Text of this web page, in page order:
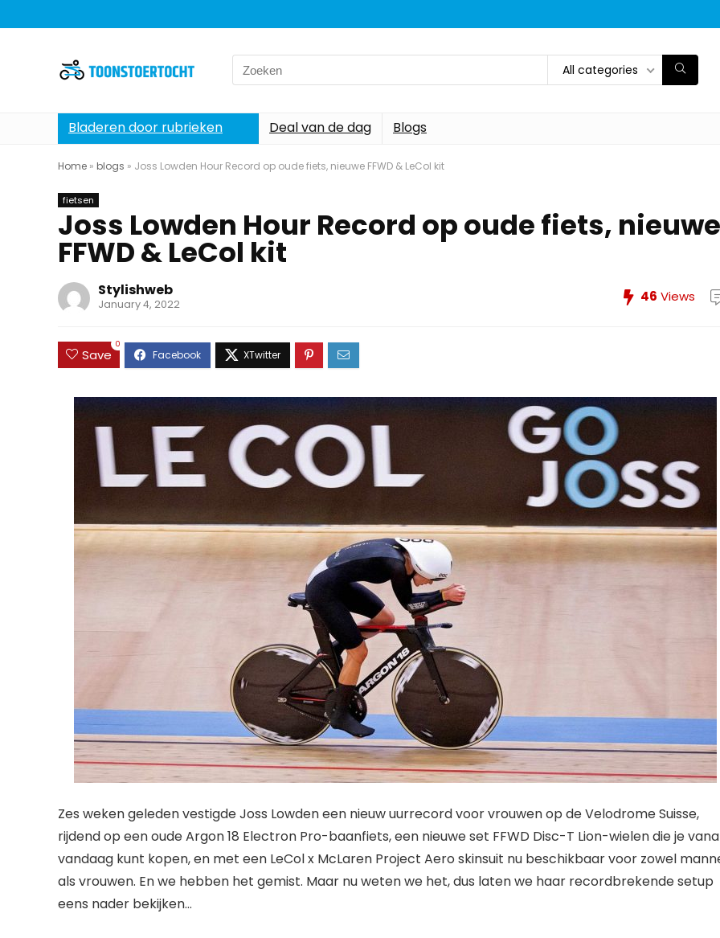
Search
for:
All categories
Bladeren door rubrieken Deal van de dag Blogs
Home » blogs » Joss Lowden Hour Record op oude fiets, nieuwe FFWD & LeCol kit
fietsen
Joss Lowden Hour Record op oude fiets, nieuwe
FFWD & LeCol kit
Stylishweb
January 4, 2022 46 Views
Save
0
Zes weken geleden vestigde Joss Lowden een nieuw uurrecord voor vrouwen op de Velodrome Suisse,
rijdend op een oude Argon 18 Electron Pro-baanfiets, een nieuwe set FFWD Disc-T Lion-wielen die je
vandaag kunt kopen, en met een LeCol x McLaren Project Aero skinsuit nu beschikbaar voor zowel
als vrouwen. En we hebben het gemist. Maar nu weten we het, dus laten we haar recordbrekende setup
eens nader bekijken…